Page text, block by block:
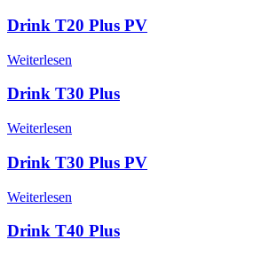
Drink T20 Plus PV
Weiterlesen
Drink T30 Plus
Weiterlesen
Drink T30 Plus PV
Weiterlesen
Drink T40 Plus